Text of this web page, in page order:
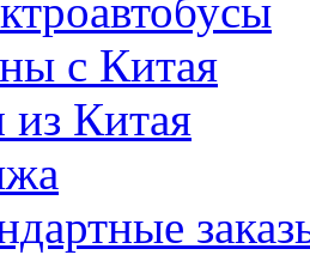
с Китая
Китая